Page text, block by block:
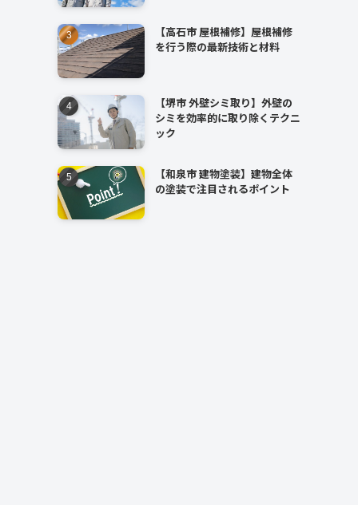
【高石市 屋根補修】屋根補修
を行う際の最新技術と材料
【堺市 外壁シミ取り】外壁の
シミを効率的に取り除くテクニ
ック
【和泉市 建物塗装】建物全体
の塗装で注目されるポイント